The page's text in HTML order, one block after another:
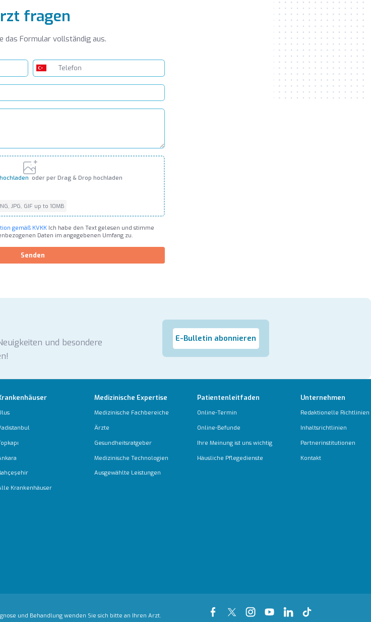
fragen
das Formular vollständig aus.
oder per Drag & Drop hochladen
JPG, GIF up to 10MB
gemäß KVKKIch habe den Text gelesen und stimme
Daten im angegebenen Umfang zu.
Senden
und besondere
E-Bulletin abonnieren
Krankenhäuser
Medizinische Expertise
Medizinische Fachbereiche
Ärzte
Gesundheitsratgeber
Medizinische Technologien
Ausgewählte Leistungen
Patientenleitfaden
Online-Termin
Online-Befunde
Ihre Meinung ist uns wichtig
Häusliche Pflegedienste
Unternehmen
Redaktionelle Richtlinien
Inhaltsrichtlinien
Partnerinstitutionen
Kontakt
und Behandlung wenden Sie sich bitte an Ihren Arzt.